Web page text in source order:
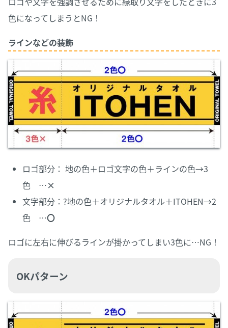
色になってしまうとNG！
ラインなどの装飾
ロゴ部分： 地の色＋ロゴ文字の色＋ラインの色→3
色 …×
文字部分：?地の色＋オリジナルタオル＋ITOHEN→2
色 …〇
ロゴに左右に伸びるラインが掛かってしまい3色に…NG！
OKパターン